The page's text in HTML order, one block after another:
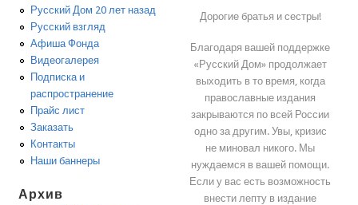
Русский Дом 20 лет назад
Русский взгляд
Афиша Фонда
Видеогалерея
Подписка и
распространение
Прайс лист
Заказать
Контакты
Наши баннеры
Архив
Дорогие братья и сестры!
Благодаря вашей поддержке
«Русский Дом» продолжает
выходить в то время, когда
православные издания
закрываются по всей России
одно за другим. Увы, кризис
не миновал никого. Мы
нуждаемся в вашей помощи.
Если у вас есть возможность
внести лепту в издание